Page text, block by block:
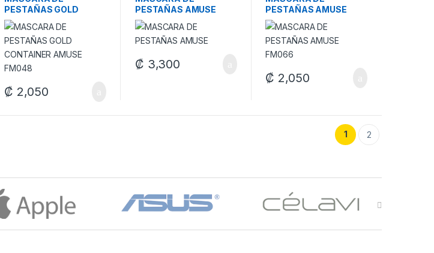
PESTAÑAS GOLD
CONTAINER AMUSE
FM048
₡ 2,050
PESTAÑAS AMUSE
₡ 3,300
PESTAÑAS AMUSE
FM066
₡ 2,050
1 2